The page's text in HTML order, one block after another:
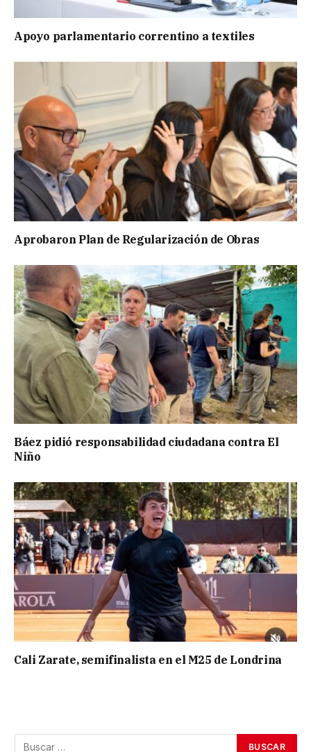
Apoyo parlamentario correntino a textiles
Aprobaron Plan de Regularización de Obras
Báez pidió responsabilidad ciudadana contra El
Niño
Cali Zarate, semifinalista en el M25 de Londrina